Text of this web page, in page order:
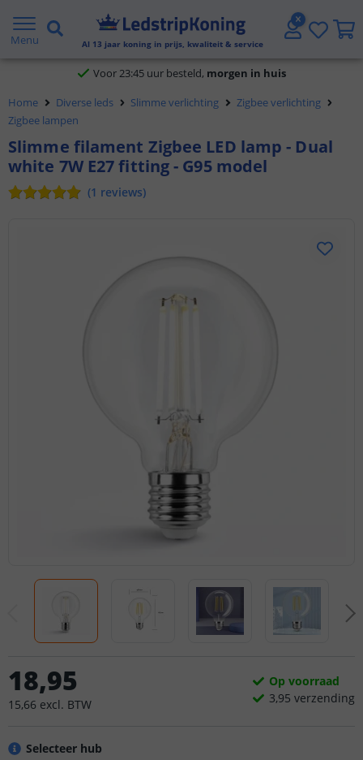
Menu Al 13 jaar koning in prijs, kwaliteit & service
Voor 23:45 uur besteld,morgen in huis
Klantbeoordeling 9.1
Home Diverse leds Slimme verlichting
Zigbee verlichting
Zigbee lampen
Slimme filament Zigbee LED lamp - Dual
white 7W E27 fitting - G95 model
(1 reviews)
Selecteer hub
18,95
15,66 excl. BTW
Op voorraad
3,95 verzending